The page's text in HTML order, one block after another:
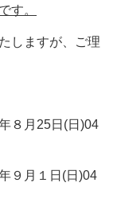
す。
しますが、ご理
８月 25日 (日 )04
９月１日 (日 )04